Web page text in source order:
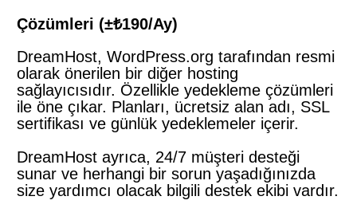
Çözümleri (±₺190/Ay)
DreamHost, WordPress.org tarafından resmi
olarak önerilen bir diğer hosting
sağlayıcısıdır. Özellikle yedekleme çözümleri
ile öne çıkar. Planları, ücretsiz alan adı, SSL
sertifikası ve günlük yedeklemeler içerir.
DreamHost ayrıca, 24/7 müşteri desteği
sunar ve herhangi bir sorun yaşadığınızda
size yardımcı olacak bilgili destek ekibi vardır.